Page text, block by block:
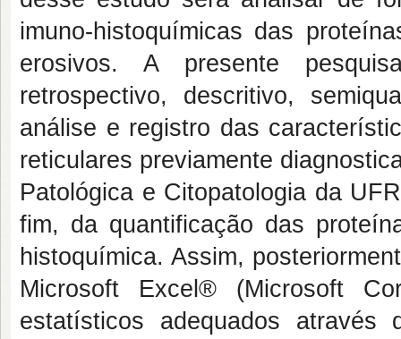
imuno-histoquímicas das
erosivos. A presente
retrospectivo, descritivo,
análise e registro das
reticulares previamente
Patológica e Citopatologia da
fim, da quantificação das
histoquímica. Assim,
Microsoft Excel® (Microsoft
estatísticos adequados